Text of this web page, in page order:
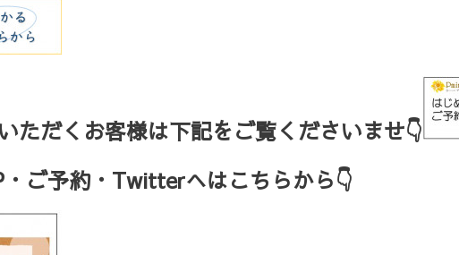
ただくお客様は下記をご覧くださいませ👇
ご予約・Twitterへはこちらから👇